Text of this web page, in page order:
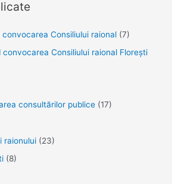
Consiliului raional (7)
Consiliului raional Florești
consultărilor publice (17)
raionului (23)
(8)